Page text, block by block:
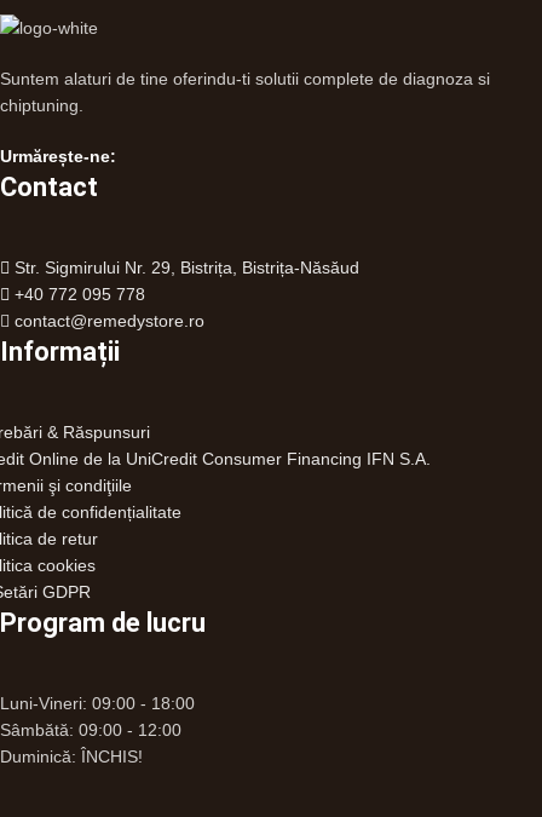
Suntem alaturi de tine oferindu-ti solutii complete de diagnoza si
chiptuning.
Urmărește-ne:
Contact
Str. Sigmirului Nr. 29, Bistrița, Bistrița-Năsăud
+40 772 095 778
contact@remedystore.ro
Informații
& Răspunsuri
Online de la UniCredit Consumer Financing IFN S.A.
şi condiţiile
de confidențialitate
de retur
cookies
GDPR
Program de lucru
Luni-Vineri: 09:00 - 18:00
Sâmbătă: 09:00 - 12:00
Duminică: ÎNCHIS!